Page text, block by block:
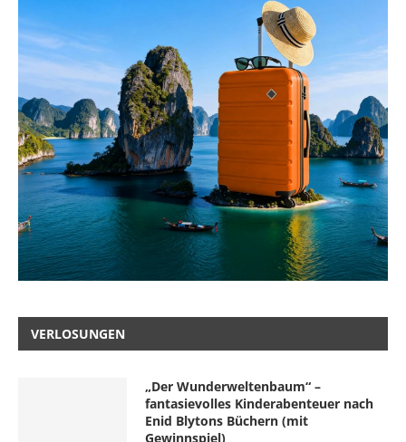
VERLOSUNGEN
„Der Wunderweltenbaum“ –
fantasievolles Kinderabenteuer nach
Enid Blytons Büchern (mit
Gewinnspiel)